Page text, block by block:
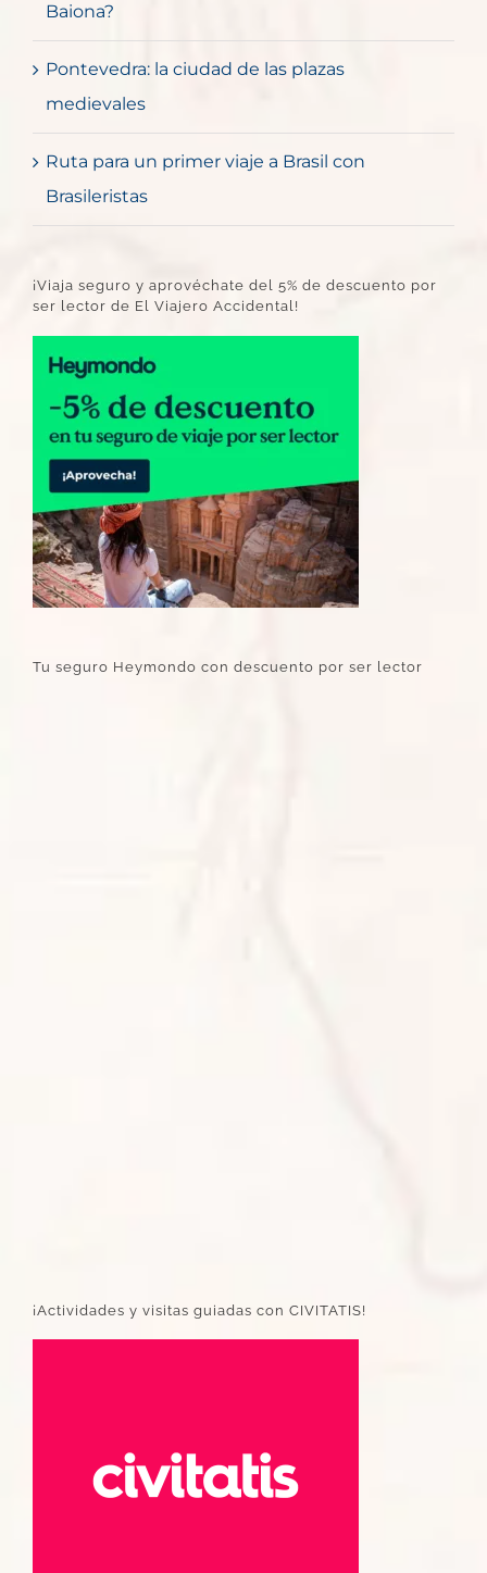
Baiona?
Pontevedra: la ciudad de las plazas
medievales
Ruta para un primer viaje a Brasil con
Brasileristas
¡Viaja seguro y aprovéchate del 5% de descuento por
ser lector de El Viajero Accidental!
Tu seguro Heymondo con descuento por ser lector
¡Actividades y visitas guiadas con CIVITATIS!